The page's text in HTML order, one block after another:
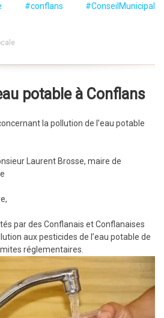
#conflans
#ConseilMunicipal
potable à Conflans
la pollution de l’eau potable
Laurent Brosse, maire de
par des Conflanais et Conflanaises
aux pesticides de l’eau potable de
réglementaires.